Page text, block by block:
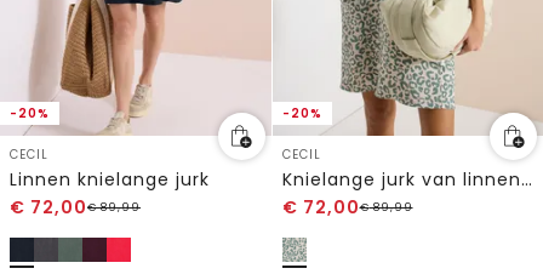
-20%
CECIL
Linnen knielange jurk
€ 72,00€89,99
-20%
CECIL
Knielange jurk van linnenmix
€ 72,00€89,99